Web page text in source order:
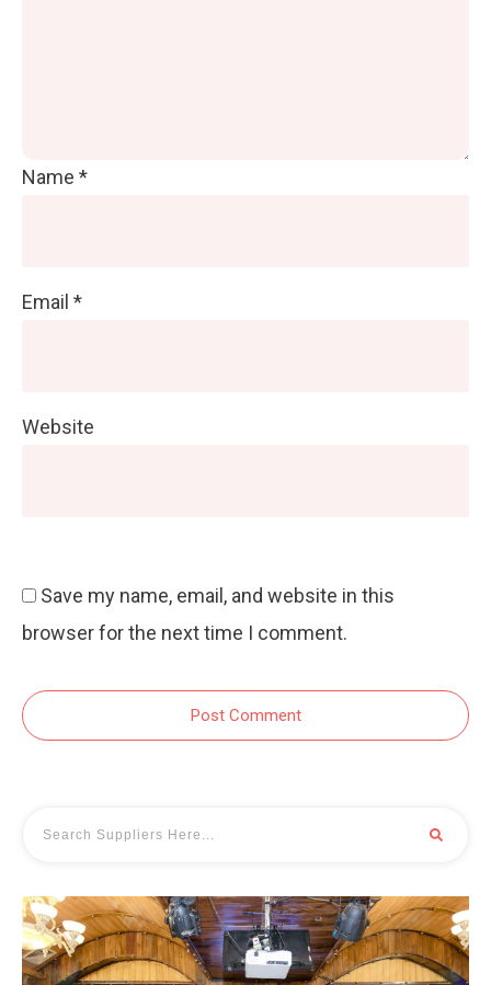
Name *
Email *
Website
Save my name, email, and website in this
browser for the next time I comment.
Post Comment